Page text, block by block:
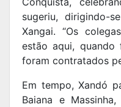
sugeriu, dirigindo-
Xangai. “Os
estão aqui,
foram contratados
Em tempo, Xandó
Baiana e